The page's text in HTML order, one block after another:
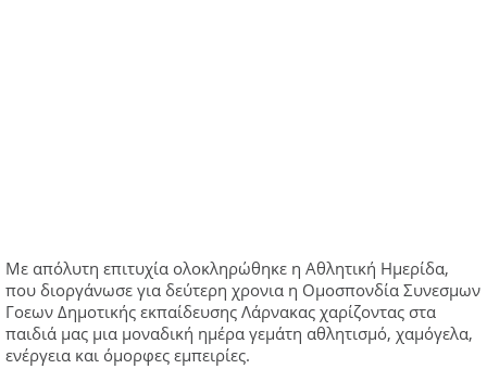
Με απόλυτη επιτυχία ολοκληρώθηκε η Αθλητική Ημερίδα,
που διοργάνωσε για δεύτερη χρονια η Ομοσπονδία Συνεσμων
Γοεων Δημοτικής εκπαίδευσης Λάρνακας χαρίζοντας στα
παιδιά μας μια μοναδική ημέρα γεμάτη αθλητισμό, χαμόγελα,
ενέργεια και όμορφες εμπειρίες.